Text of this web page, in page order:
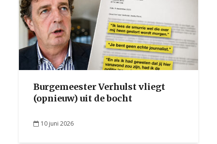
Burgemeester Verhulst vliegt
(opnieuw) uit de bocht
10 juni 2026